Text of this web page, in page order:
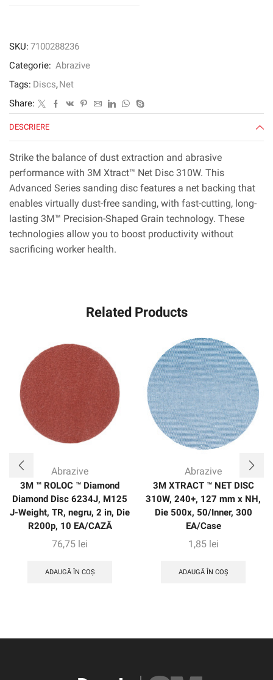
SKU: 7100288236
Categorie: Abrazive
Tags: Discs,Net
Share:
DESCRIERE
Strike the balance of dust extraction and abrasive
performance with 3M Xtract™ Net Disc 310W. This
Advanced Series sanding disc features a net backing that
enables virtually dust-free sanding, with fast-cutting, long-
lasting 3M™ Precision-Shaped Grain technology. These
technologies allow you to boost productivity without
sacrificing worker health.
Related Products
Abrazive
3M ™ ROLOC ™ Diamond
Diamond Disc 6234J, M125
J-Weight, TR, negru, 2 in, Die
R200p, 10 EA/CAZĂ
76,75 lei
ADAUGĂ ÎN COȘ
Abrazive
3M XTRACT ™ NET DISC
310W, 240+, 127 mm x NH,
Die 500x, 50/Inner, 300
EA/Case
1,85 lei
ADAUGĂ ÎN COȘ